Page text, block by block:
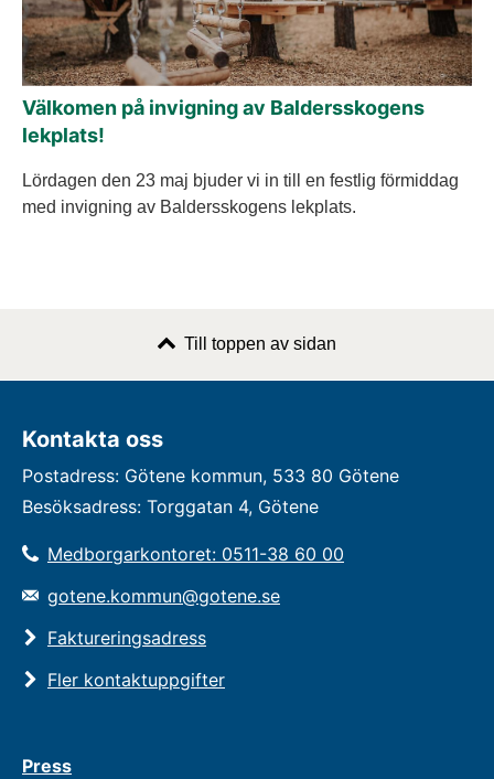
Välkomen på invigning av Baldersskogens
lekplats!
Lördagen den 23 maj bjuder vi in till en festlig förmiddag
med invigning av Baldersskogens lekplats.
Till toppen av sidan
Kontakta oss
Postadress: Götene kommun, 533 80 Götene
Besöksadress: Torggatan 4, Götene
Medborgarkontoret: 0511-38 60 00
gotene.kommun@gotene.se
Faktureringsadress
Fler kontaktuppgifter
Press